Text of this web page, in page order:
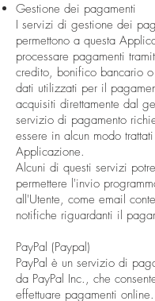
Gestione dei pagamenti
I servizi di gestione dei
permettono a questa
processare pagamenti
credito, bonifico bancario o
dati utilizzati per il
acquisiti direttamente dal
servizio di pagamento
essere in alcun modo
Applicazione.
Alcuni di questi servizi
permettere l'invio
all'Utente, come email
notifiche riguardanti il
PayPal (Paypal)
PayPal è un servizio di
da PayPal Inc., che
effettuare pagamenti online.